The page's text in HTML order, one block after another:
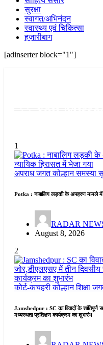
सुरक्षा
स्वागत/अभिनंदन
स्वास्थ्य एवं चिकित्सा
हज़ारीबाग
[adinserter block="1"]
1
अपराध जगतकोल्हानसमस्या
Potka : नाबालिग लड़की के अपहरण मामले में
RADAR
August 8, 2026
2
कोर्ट-कचहरीकोल्हानशिक्षा
Jamshedpur : SC का विवादों के शांतिपूर्ण
मध्यस्थता प्रशिक्षण कार्यक्रम का शुभारंभ